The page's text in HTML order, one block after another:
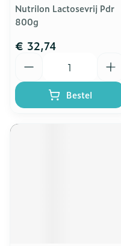
Nutrilon Lactosevrij Pdr
800g
€ 32,74
Bestel